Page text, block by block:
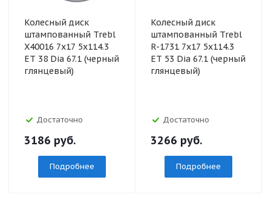
Колесный диск
штампованный Trebl
X40016 7x17 5x114.3
ET 38 Dia 67.1 (черный
глянцевый)
Достаточно
3186 руб.
Подробнее
Колесный диск
штампованный Trebl
R-1731 7x17 5x114.3
ET 53 Dia 67.1 (черный
глянцевый)
Достаточно
3266 руб.
Подробнее